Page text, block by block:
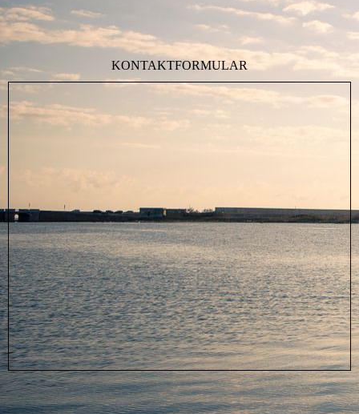
KONTAKT­FORMULAR